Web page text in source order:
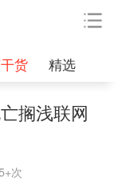
货 精选
搁浅联网
次